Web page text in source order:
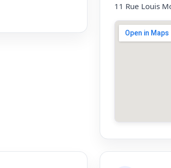
11 Rue Louis